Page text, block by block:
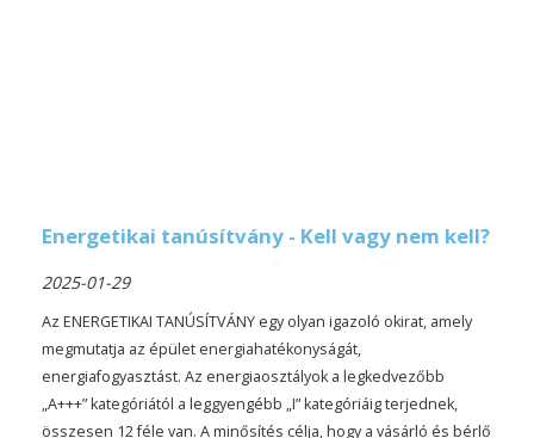
Energetikai tanúsítvány - Kell vagy nem kell?
2025-01-29
Az ENERGETIKAI TANÚSÍTVÁNY egy olyan igazoló okirat, amely
megmutatja az épület energiahatékonyságát,
energiafogyasztást. Az energiaosztályok a legkedvezőbb
„A+++” kategóriától a leggyengébb „I” kategóriáig terjednek,
összesen 12 féle van. A minősítés célja, hogy a vásárló és bérlő